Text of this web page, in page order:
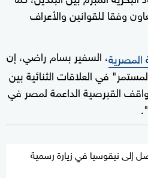
وفقا للقوانين والأعراف
المصرية، السفير بسام راضي، إن
في العلاقات الثنائية بين
القبرصية الداعمة لمصر في
إلى نيقوسيا في زيارة رسمية